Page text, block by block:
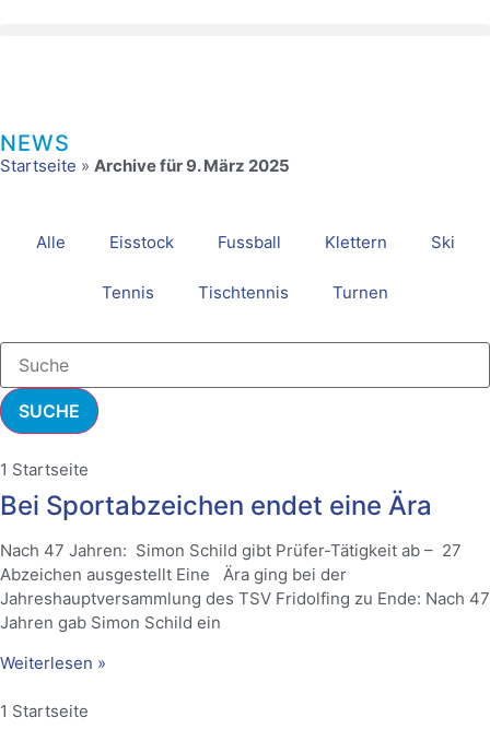
NEWS
Startseite » Archive für 9. März 2025
Alle Eisstock Fussball Klettern Ski
Tennis Tischtennis Turnen
SUCHE
1 Startseite
Bei Sportabzeichen endet eine Ära
Nach 47 Jahren: Simon Schild gibt Prüfer-Tätigkeit ab – 27
Abzeichen ausgestellt Eine Ära ging bei der
Jahreshauptversammlung des TSV Fridolfing zu Ende: Nach 47
Jahren gab Simon Schild ein
Weiterlesen »
1 Startseite